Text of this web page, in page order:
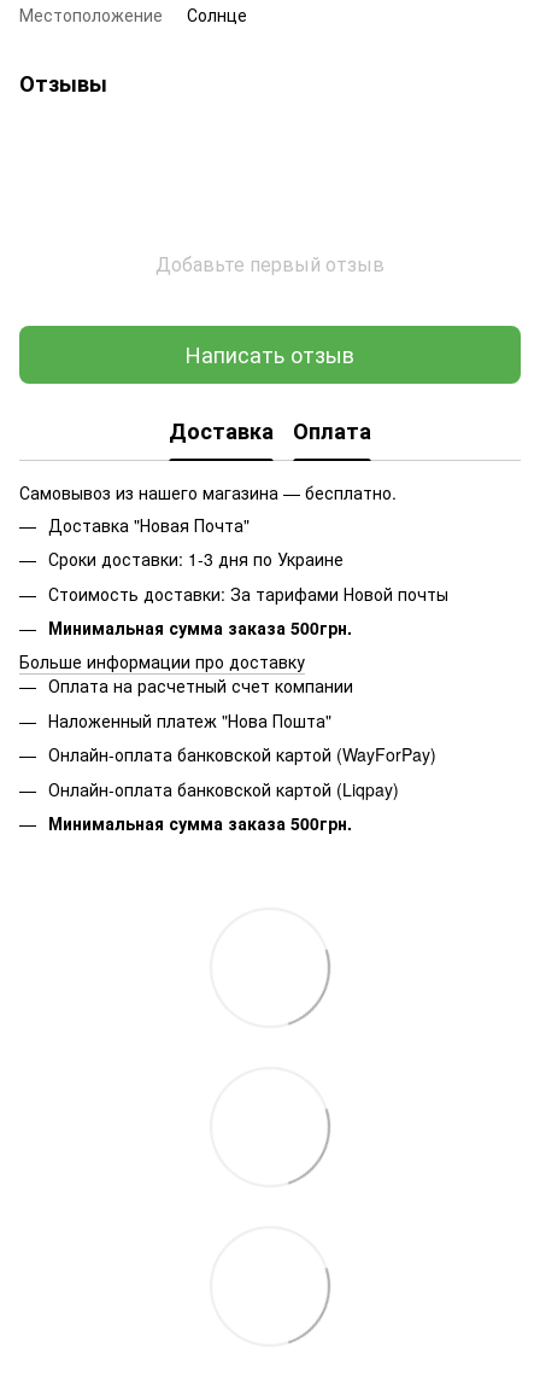
Местоположение
Солнце
Отзывы
Добавьте первый отзыв
Написать отзыв
Доставка Оплата
Самовывоз из нашего магазина — бесплатно.
Доставка "Новая Почта"
Сроки доставки: 1-3 дня по Украине
Стоимость доставки: За тарифами Новой почты
Минимальная сумма заказа 500грн.
Больше информации про доставку
Оплата на расчетный счет компании
Наложенный платеж "Нова Пошта"
Онлайн-оплата банковской картой (WayForPay)
Онлайн-оплата банковской картой (Liqpay)
Минимальная сумма заказа 500грн.